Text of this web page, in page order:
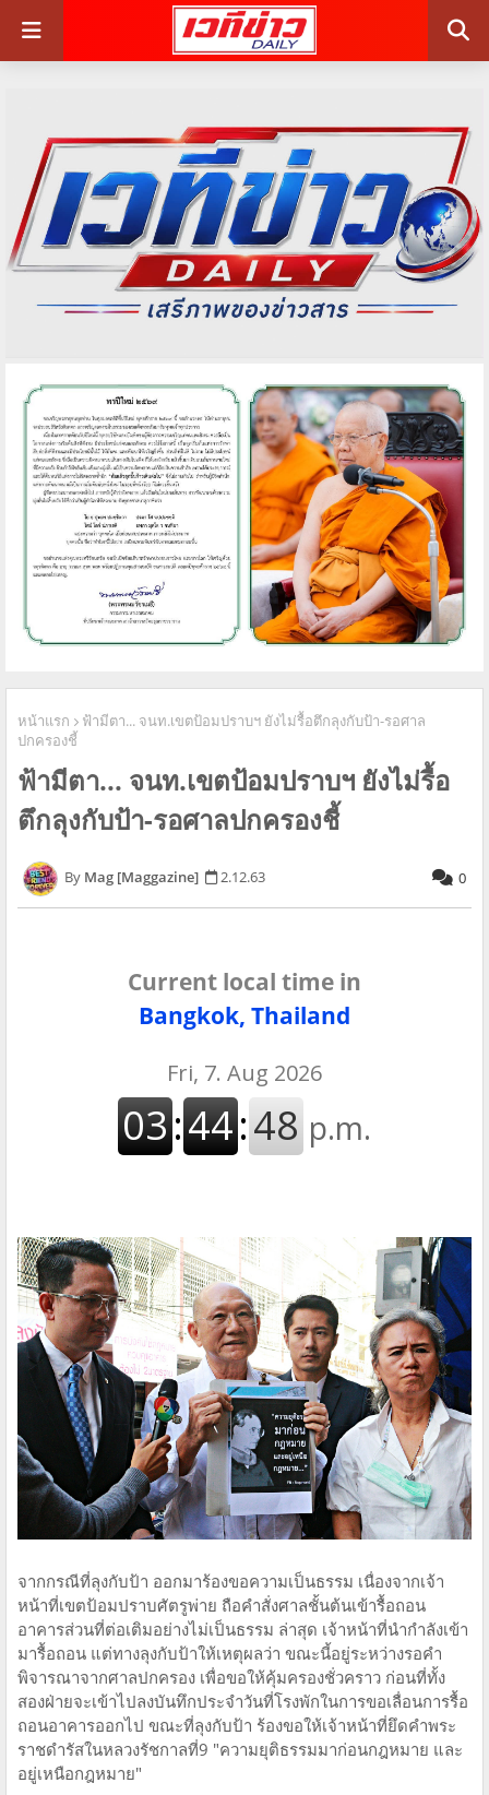
หน้าแรก
ฟ้ามีตา... จนท.เขตป้อมปราบฯ ยังไม่รื้อตึกลุงกับป้า-รอศาล
ปกครองชี้
ฟ้ามีตา... จนท.เขตป้อมปราบฯ ยังไม่รื้อ
ตึกลุงกับป้า-รอศาลปกครองชี้
Mag [Maggazine] 2.12.63 0
Current local time in
Bangkok, Thailand
จากกรณีที่ลุงกับป้า ออกมาร้องขอความเป็นธรรม เนื่องจากเจ้า
หน้าที่เขตป้อมปราบศัตรูพ่าย ถือคำสั่งศาลชั้นต้นเข้ารื้อถอน
อาคารส่วนที่ต่อเติมอย่างไม่เป็นธรรม ล่าสุด เจ้าหน้าที่นำกำลังเข้า
มารื้อถอน แต่ทางลุงกับป้าให้เหตุผลว่า ขณะนี้อยู่ระหว่างรอคำ
พิจารณาจากศาลปกครอง เพื่อขอให้คุ้มครองชั่วคราว ก่อนที่ทั้ง
สองฝ่ายจะเข้าไปลงบันทึกประจำวันที่โรงพักในการขอเลื่อนการรื้อ
ถอนอาคารออกไป ขณะที่ลุงกับป้า ร้องขอให้เจ้าหน้าที่ยึดคำพระ
ราชดำรัสในหลวงรัชกาลที่9 "ความยุติธรรมมาก่อนกฎหมาย และ
อยู่เหนือกฎหมาย"